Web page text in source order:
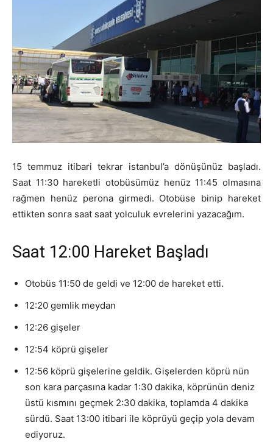
15 temmuz itibari tekrar istanbul’a dönüşünüz başladı.
Saat 11:30 hareketli otobüsümüz henüz 11:45 olmasına
rağmen henüz perona girmedi. Otobüse binip hareket
ettikten sonra saat saat yolculuk evrelerini yazacağım.
Saat 12:00 Hareket Başladı
Otobüs 11:50 de geldi ve 12:00 de hareket etti.
12:20 gemlik meydan
12:26 gişeler
12:54 köprü gişeler
12:56 köprü gişelerine geldik. Gişelerden köprü nün
son kara parçasına kadar 1:30 dakika, köprünün deniz
üstü kısmını geçmek 2:30 dakika, toplamda 4 dakika
sürdü. Saat 13:00 itibari ile köprüyü geçip yola devam
ediyoruz.